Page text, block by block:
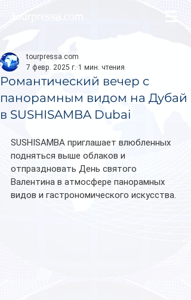
Романтический вечер с
панорамным видом на Дубай
в SUSHISAMBA Dubai
tourpressa.com
7 февр. 2025 г. 1 мин. чтения
SUSHISAMBA приглашает влюбленных
подняться выше облаков и
отпраздновать День святого
Валентина в атмосфере панорамных
видов и гастрономического искусства.